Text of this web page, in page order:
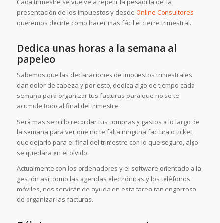
presentación de los impuestos y desde Online Consultores
queremos decirte como hacer mas fácil el cierre trimestral.
Dedica unas horas a la semana al
papeleo
Sabemos que las declaraciones de impuestos trimestrales
dan dolor de cabeza y por esto, dedica algo de tiempo cada
semana para organizar tus facturas para que no se te
acumule todo al final del trimestre.
Será mas sencillo recordar tus compras y gastos a lo largo de
la semana para ver que no te falta ninguna factura o ticket,
que dejarlo para el final del trimestre con lo que seguro, algo
se quedara en el olvido.
Actualmente con los ordenadores y el software orientado a la
gestión así, como las agendas electrónicas y los teléfonos
móviles, nos servirán de ayuda en esta tarea tan engorrosa
de organizar las facturas.